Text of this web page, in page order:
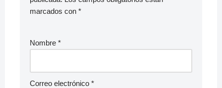
marcados con *
Nombre *
Correo electrónico *